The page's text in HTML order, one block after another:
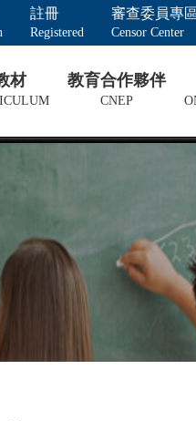
註冊
Registered
審查委員專
Censor Center
材 教育合作夥伴
CNEP